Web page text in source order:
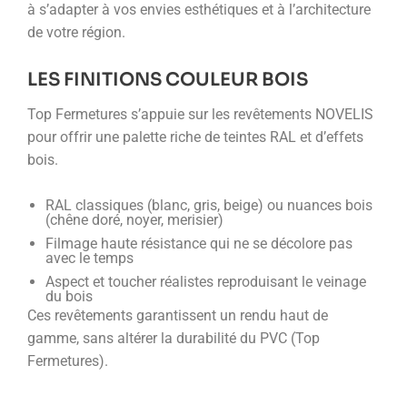
à s’adapter à vos envies esthétiques et à l’architecture
de votre région.
LES FINITIONS COULEUR BOIS
Top Fermetures s’appuie sur les revêtements NOVELIS
pour offrir une palette riche de teintes RAL et d’effets
bois.
RAL classiques (blanc, gris, beige) ou nuances bois
(chêne doré, noyer, merisier)
Filmage haute résistance qui ne se décolore pas
avec le temps
Aspect et toucher réalistes reproduisant le veinage
du bois
Ces revêtements garantissent un rendu haut de
gamme, sans altérer la durabilité du PVC (Top
Fermetures).